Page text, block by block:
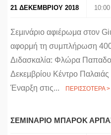
21 ΔΕΚΕΜΒΡΙΟΥ 2018 10:00
Σεµινάριο αφιέρωμα στον
αφορμή τη συμπλήρωση
Διδασκαλία: Φλώρα
Δεκεµβρίου Κέντρο
Έναρξη στις...
ΠΕΡΙΣΣΟΤΕΡΑ >
ΣΕΜΙΝΑΡΙΟ ΜΠΑΡΟΚ